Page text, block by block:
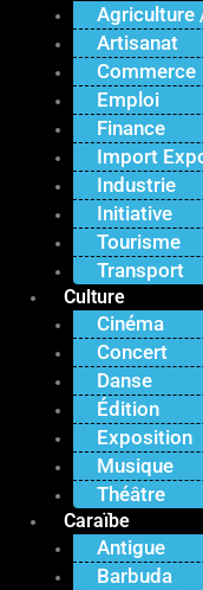
Agriculture
Artisanat
Commerce
Emploi
Finance
Import
Industrie
Initiative
Tourisme
Transport
Culture
Cinéma
Concert
Danse
Édition
Exposition
Musique
Théâtre
Caraïbe
Antigue
Barbuda